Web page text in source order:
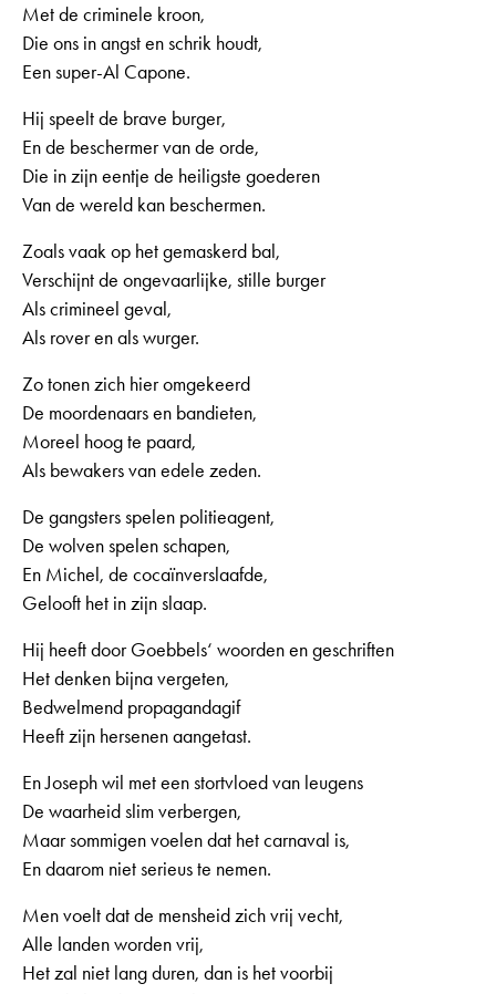
Met de criminele kroon,
Die ons in angst en schrik houdt,
Een super-Al Capone.
Hij speelt de brave burger,
En de beschermer van de orde,
Die in zijn eentje de heiligste goederen
Van de wereld kan beschermen.
Zoals vaak op het gemaskerd bal,
Verschijnt de ongevaarlijke, stille burger
Als crimineel geval,
Als rover en als wurger.
Zo tonen zich hier omgekeerd
De moordenaars en bandieten,
Moreel hoog te paard,
Als bewakers van edele zeden.
De gangsters spelen politieagent,
De wolven spelen schapen,
En Michel, de cocaïnverslaafde,
Gelooft het in zijn slaap.
Hij heeft door Goebbels‘ woorden en geschriften
Het denken bijna vergeten,
Bedwelmend propagandagif
Heeft zijn hersenen aangetast.
En Joseph wil met een stortvloed van leugens
De waarheid slim verbergen,
Maar sommigen voelen dat het carnaval is,
En daarom niet serieus te nemen.
Men voelt dat de mensheid zich vrij vecht,
Alle landen worden vrij,
Het zal niet lang duren, dan is het voorbij